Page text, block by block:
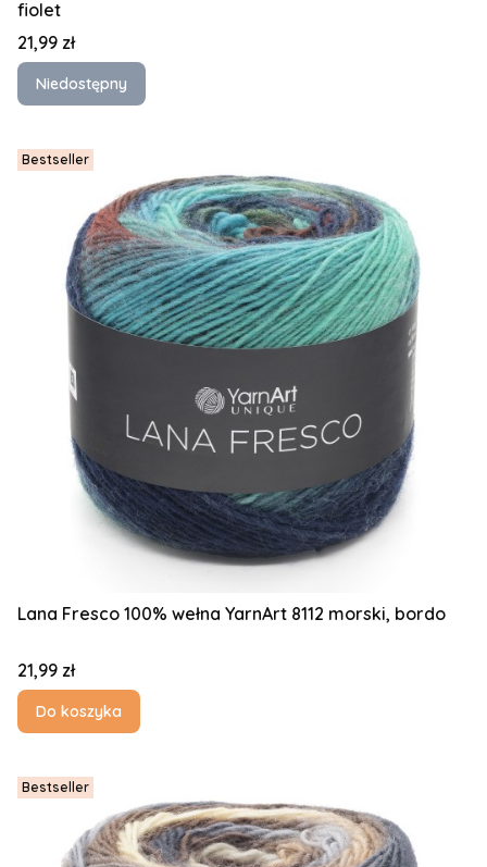
fiolet
Cena
21,99 zł
Niedostępny
Bestseller
Lana Fresco 100% wełna YarnArt 8112 morski, bordo
Cena
21,99 zł
Do koszyka
Bestseller